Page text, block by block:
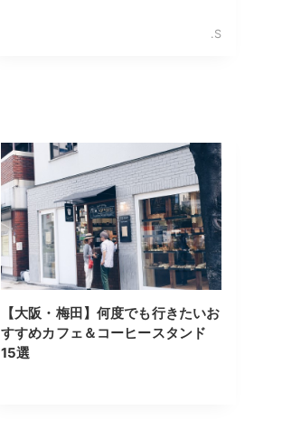
.S
【大阪・梅田】何度でも行きたいお
すすめカフェ＆コーヒースタンド
15選